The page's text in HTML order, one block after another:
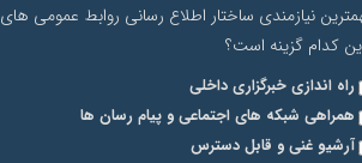
نیازمندی ساختار اطلاع رسانی روابط عمومی های
کدام گزینه است؟
راه اندازی خبرگزاری داخلی
همراهی شبکه های اجتماعی و پیام رسان ها
آرشیو غنی و قابل دسترس